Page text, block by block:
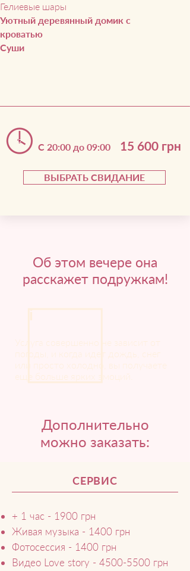
Гелиевые шары
Уютный деревянный домик с
кроватью
Суши
15 600 грн
С 20:00 до 09:00
ВЫБРАТЬ СВИДАНИЕ
Об этом вечере она
расскажет подружкам!
i
Услуга совершенно не зависит от
погоды, и когда идет дождь, снег
или просто холодно, вы получаете
еще больше ярких эмоций.
Дополнительно
можно заказать:
СЕРВИС
+ 1 час - 1900 грн
Живая музыка - 1400 грн
Фотосессия - 1400 грн
Видео Love story - 4500-5500 грн